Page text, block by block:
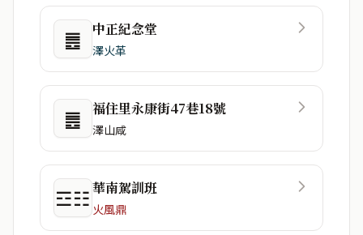
䷌ 中正紀念堂
澤火革
䷌ 福住里永康街47巷18號
澤山咸
☲☷華南駕訓班
火風鼎